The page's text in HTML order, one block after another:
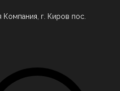
Компания, г. Киров пос.